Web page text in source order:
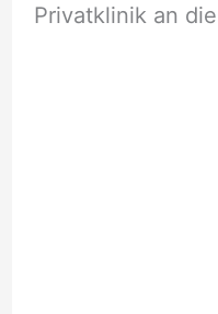
Privatklinik an